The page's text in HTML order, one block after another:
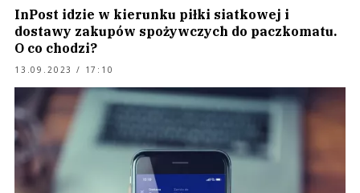
InPost idzie w kierunku piłki siatkowej i
dostawy zakupów spożywczych do paczkomatu.
O co chodzi?
13.09.2023 / 17:10